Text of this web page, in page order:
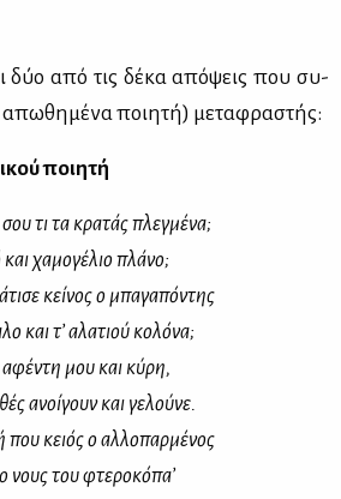
δύο από τις δέ­κα από­ψεις που συ­
απω­θη­μέ­να ποι­η­τή) με­τα­φρα­στής:
ποιητή
τι τα κρατάς πλεγμένα;
και χαμογέλιο πλάνο;
κείνος ο μπαγαπόντης
και τ’ αλατιού κολόνα;
μου και κύρη,
ανοίγουν και γελούνε.
κειός ο αλλοπαρμένος
νους του φτεροκόπα’